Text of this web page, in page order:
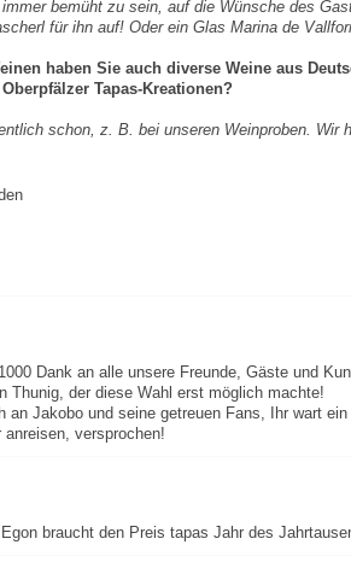
bemüht zu sein, auf die Wünsche des
für ihn auf! Oder ein Glas Marina de
haben Sie auch diverse Weine aus
Tapas-Kreationen?
schon, z. B. bei unseren Weinproben.
Dank an alle unsere Freunde, Gäste und
Thunig, der diese Wahl erst möglich machte!
an Jakobo und seine getreuen Fans, Ihr wart
anreisen, versprochen!
braucht den Preis tapas Jahr des